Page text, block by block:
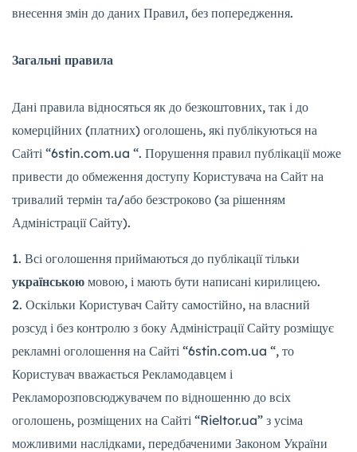
внесення змін до даних Правил, без попередження.
Загальні правила
Дані правила відносяться як до безкоштовних, так і до
комерційних (платних) оголошень, які публікуються на
Сайті “6stin.com.ua “. Порушення правил публікації може
привести до обмеження доступу Користувача на Сайт на
тривалий термін та/або безстроково (за рішенням
Адміністрації Сайту).
Всі оголошення приймаються до публікації тільки
українською мовою, і мають бути написані кирилицею.
Оскільки Користувач Сайту самостійно, на власний
розсуд і без контролю з боку Адміністрації Сайту розміщує
рекламні оголошення на Сайті “6stin.com.ua “, то
Користувач вважається Рекламодавцем і
Рекламорозповсюджувачем по відношенню до всіх
оголошень, розміщених на Сайті “Rieltor.ua” з усіма
можливими наслідками, передбаченими Законом України